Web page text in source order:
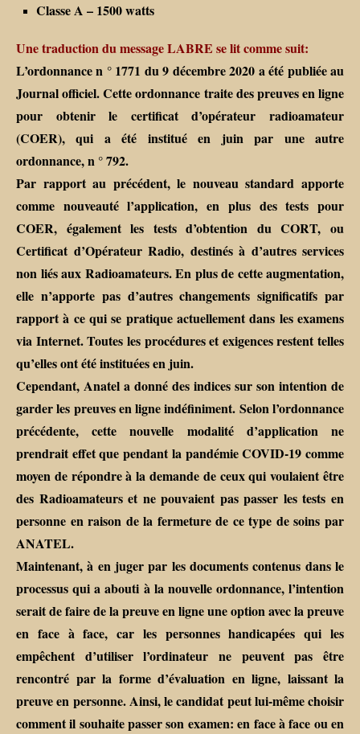
Classe A – 1500 watts
Une traduction du message LABRE se lit comme suit:
L’ordonnance n ° 1771 du 9 décembre 2020 a été publiée au
Journal officiel. Cette ordonnance traite des preuves en ligne
pour obtenir le certificat d’opérateur radioamateur
(COER), qui a été institué en juin par une autre
ordonnance, n ° 792.
Par rapport au précédent, le nouveau standard apporte
comme nouveauté l’application, en plus des tests pour
COER, également les tests d’obtention du CORT, ou
Certificat d’Opérateur Radio, destinés à d’autres services
non liés aux Radioamateurs. En plus de cette augmentation,
elle n’apporte pas d’autres changements significatifs par
rapport à ce qui se pratique actuellement dans les examens
via Internet. Toutes les procédures et exigences restent telles
qu’elles ont été instituées en juin.
Cependant, Anatel a donné des indices sur son intention de
garder les preuves en ligne indéfiniment. Selon l’ordonnance
précédente, cette nouvelle modalité d’application ne
prendrait effet que pendant la pandémie COVID-19 comme
moyen de répondre à la demande de ceux qui voulaient être
des Radioamateurs et ne pouvaient pas passer les tests en
personne en raison de la fermeture de ce type de soins par
ANATEL.
Maintenant, à en juger par les documents contenus dans le
processus qui a abouti à la nouvelle ordonnance, l’intention
serait de faire de la preuve en ligne une option avec la preuve
en face à face, car les personnes handicapées qui les
empêchent d’utiliser l’ordinateur ne peuvent pas être
rencontré par la forme d’évaluation en ligne, laissant la
preuve en personne. Ainsi, le candidat peut lui-même choisir
comment il souhaite passer son examen: en face à face ou en